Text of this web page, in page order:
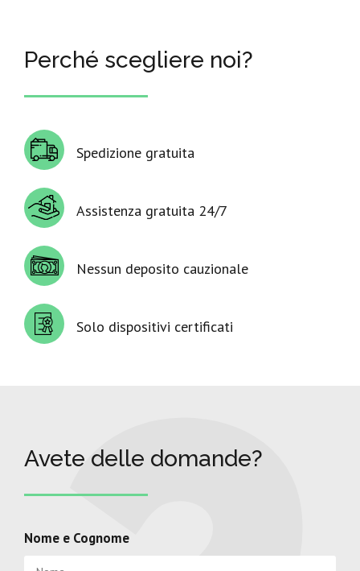
Perché scegliere noi?
Spedizione gratuita
Assistenza gratuita 24/7
Nessun deposito cauzionale
Solo dispositivi certificati
Avete delle domande?
Nome e Cognome